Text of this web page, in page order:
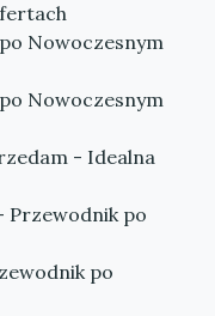
Nowoczesnym
Nowoczesnym
- Idealna
Przewodnik po
po